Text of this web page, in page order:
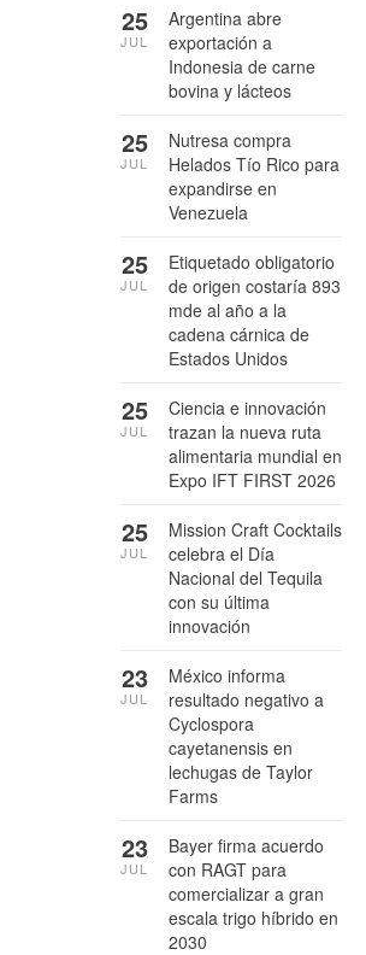
Argentina abre
exportación a
Indonesia de carne
bovina y lácteos
25
JUL
Nutresa compra
Helados Tío Rico para
expandirse en
Venezuela
25
JUL
Etiquetado obligatorio
de origen costaría 893
mde al año a la
cadena cárnica de
Estados Unidos
25
JUL
Ciencia e innovación
trazan la nueva ruta
alimentaria mundial en
Expo IFT FIRST 2026
25
JUL
Mission Craft Cocktails
celebra el Día
Nacional del Tequila
con su última
innovación
25
JUL
México informa
resultado negativo a
Cyclospora
cayetanensis en
lechugas de Taylor
Farms
23
JUL
Bayer firma acuerdo
con RAGT para
comercializar a gran
escala trigo híbrido en
2030
23
JUL